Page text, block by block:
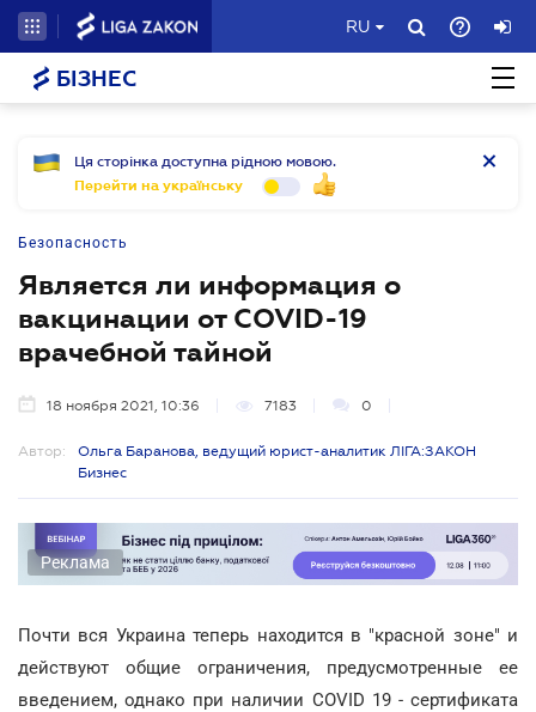
RU
БІЗНЕС
Ця сторінка доступна рідною мовою.
Перейти на українську
Безопасность
Является ли информация о
вакцинации от COVID-19
врачебной тайной
18 ноября 2021, 10:36 7183 0
Автор:
Ольга Баранова, ведущий юрист-аналитик ЛІГА:ЗАКОН
Бизнес
Реклама
Почти вся Украина теперь находится в "красной зоне" и
действуют общие ограничения, предусмотренные ее
введением, однако при наличии COVID 19 - сертификата